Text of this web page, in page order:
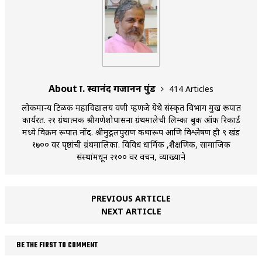
About प्रा. स्वानंद गजानन पुंड
414 Articles
लोकमान्य टिळक महाविद्यालय वणी म्हणजे येथे संस्कृत विभाग प्रमुख रूपात
कार्यरत. २१ ग्रंथात्मक श्रीगणेशोपासना ग्रंथमालेची लिम्का बुक ऑफ रिकार्ड
मध्ये विक्रम रूपात नोंद. श्रीमुद्गलपुराण कथारूप आणि विश्लेषण ही ९ खंड
१७०० वर पृष्ठांची ग्रंथमालिका. विविध धार्मिक ,शैक्षणिक, सामाजिक
संस्थांमधून २१०० वर प्रवचन, व्याख्याने
PREVIOUS ARTICLE
NEXT ARTICLE
BE THE FIRST TO COMMENT